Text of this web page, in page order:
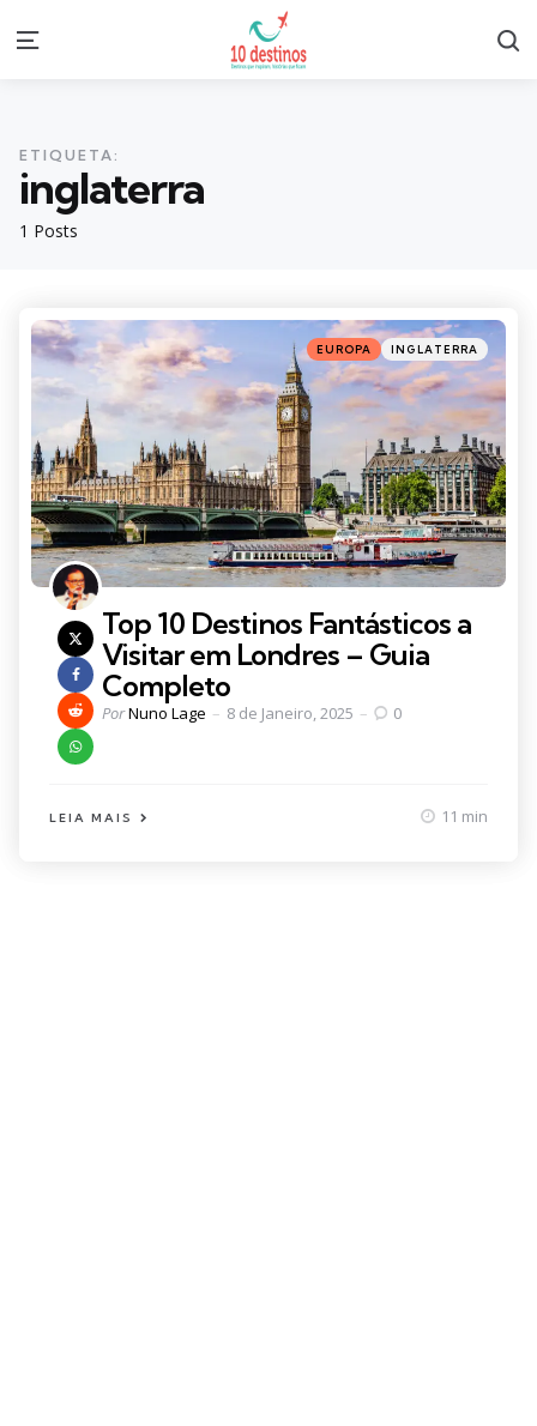
Menu
1 Posts
ETIQUETA:
inglaterra
Categories
Posted
in
EUROPA INGLATERRA
Top 10 Destinos Fantásticos a
Visitar em Londres – Guia
Completo
Posted
PorNuno Lage 8 de Janeiro, 2025 0
LEIA MAIS 11 min